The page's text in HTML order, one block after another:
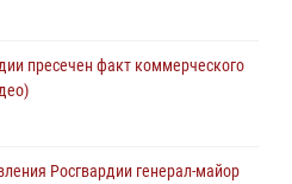
правопорядка почтили
Яковлева
пресечен факт коммерческого
Росгвардии генерал-майор